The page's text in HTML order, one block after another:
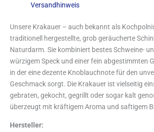
Versandhinweis
Unsere Krakauer – auch bekannt als
traditionell hergestellte, grob geräucherte
Naturdarm. Sie kombiniert bestes Schweine-
würzigem Speck und einer fein abgestimmten
in der eine dezente Knoblauchnote für den
Geschmack sorgt. Die Krakauer ist vielseitig
gebraten, gekocht, gegrillt oder sogar kalt
überzeugt mit kräftigem Aroma und saftigem
Hersteller: